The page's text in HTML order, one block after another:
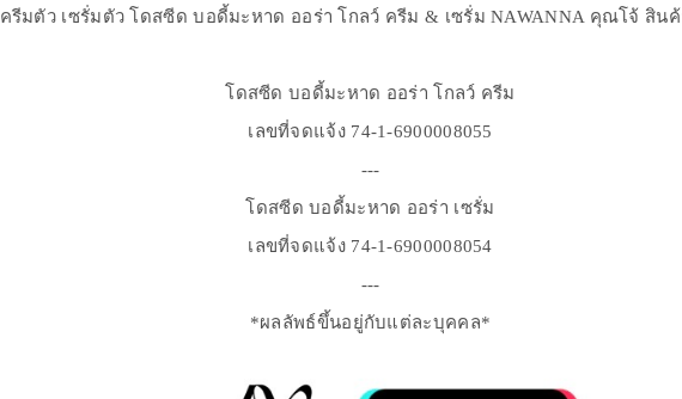
ครีมตัว เซรั่มตัว โดสซีด บอดี้มะหาด ออร่า โกลว์ ครีม & เซรั่ม NAWANNA คุณโจ้ สิน
โดสซีด บอดี้มะหาด ออร่า โกลว์ ครีม
เลขที่จดแจ้ง 74-1-6900008055
---
โดสซีด บอดี้มะหาด ออร่า เซรั่ม
เลขที่จดแจ้ง 74-1-6900008054
---
*ผลลัพธ์ขึ้นอยู่กับแต่ละบุคคล*